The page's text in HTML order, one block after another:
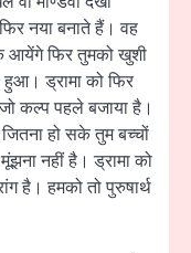
नया बनाते हैं। वह
आयेंगे फिर तुमको खुशी
हुआ। ड्रामा को फिर
कल्प पहले बजाया है।
हो सके तुम बच्चों
नहीं है। ड्रामा को
है। हमको तो पुरुषार्थ